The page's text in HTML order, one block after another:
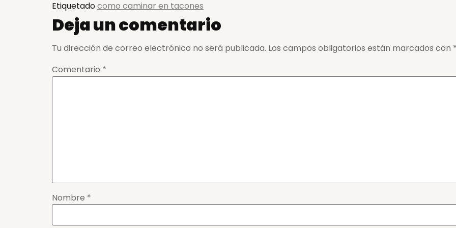
Etiquetadocomo caminar en tacones
Deja un comentario
Tu dirección de correo electrónico no será publicada. Los campos obligatorios están marcados con
Comentario *
Nombre *